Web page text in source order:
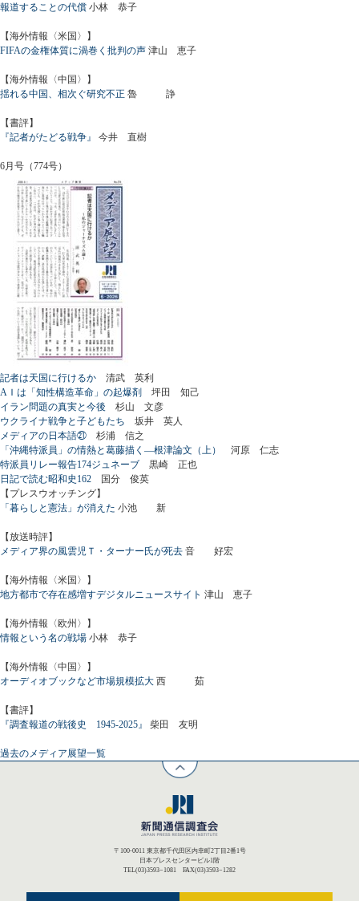
報道することの代償 小林 恭子
【海外情報〈米国〉】
FIFAの金権体質に渦巻く批判の声 津山 恵子
【海外情報〈中国〉】
揺れる中国、相次ぐ研究不正 魯 諍
【書評】
『記者がたどる戦争』
今井 直樹
6月号（774号）
記者は天国に行けるか 清武 英利
AＩは「知性構造革命」の起爆剤 坪田 知己
イラン問題の真実と今後 杉山 文彦
ウクライナ戦争と子どもたち 坂井 英人
メディアの日本語㉑ 杉浦 信之
「沖縄特派員」の情熱と葛藤描く―根津論文（上）
河原 仁志
特派員リレー報告174ジュネーブ 黒崎 正也
日記で読む昭和史162 国分 俊英
【プレスウオッチング】
「暮らしと憲法」が消えた 小池 新
【放送時評】
メディア界の風雲児Ｔ・ターナー氏が死去 音 好宏
【海外情報〈米国〉】
地方都市で存在感増すデジタルニュースサイト 津山 恵子
【海外情報〈欧州〉】
情報という名の戦場 小林 恭子
【海外情報〈中国〉】
オーディオブックなど市場規模拡大 西 茹
【書評】
『調査報道の戦後史 1945-2025』
柴田 友明
過去のメディア展望一覧
〒100-0011 東京都千代田区内幸町2丁目2番1号
日本プレスセンタービル1階
TEL(03)3593−1081 FAX(03)3593−1282